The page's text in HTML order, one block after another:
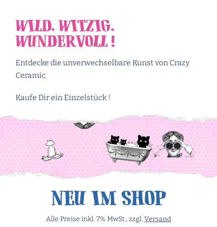
wild, witzig,
wundervoll !
Entdecke die unverwechselbare Kunst von Crazy
Ceramic.
Kaufe Dir ein Einzelstück !
NEU IM SHOP
Alle Preise inkl. 7% MwSt., zzgl. Versand